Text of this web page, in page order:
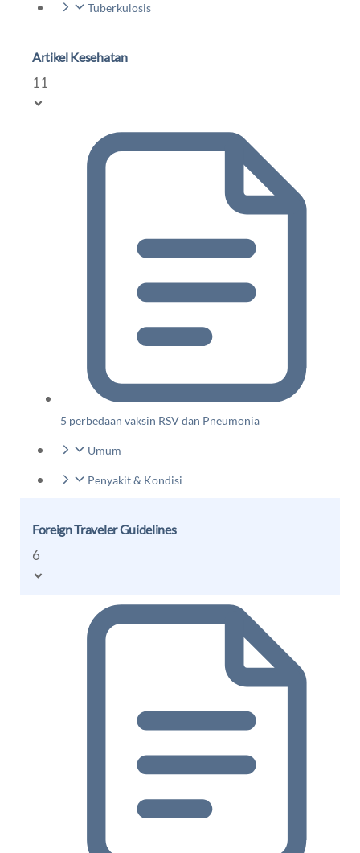
Tuberkulosis
Artikel Kesehatan
11
5 perbedaan vaksin RSV dan Pneumonia
Umum
Penyakit & Kondisi
Foreign Traveler Guidelines
6